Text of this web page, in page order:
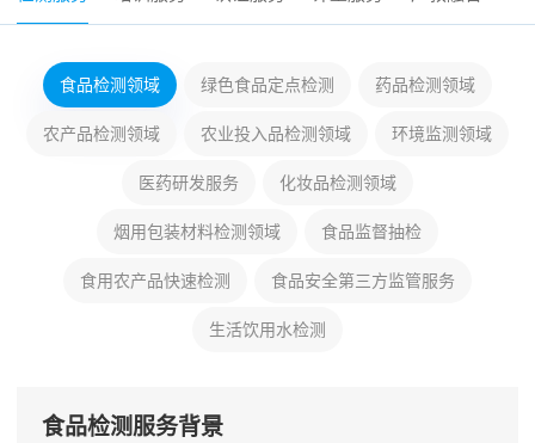
食品检测领域 绿色食品定点检测 药品检测领域
农产品检测领域 农业投入品检测领域 环境监测领域
医药研发服务 化妆品检测领域
烟用包装材料检测领域 食品监督抽检
食用农产品快速检测 食品安全第三方监管服务
生活饮用水检测
食品检测服务背景